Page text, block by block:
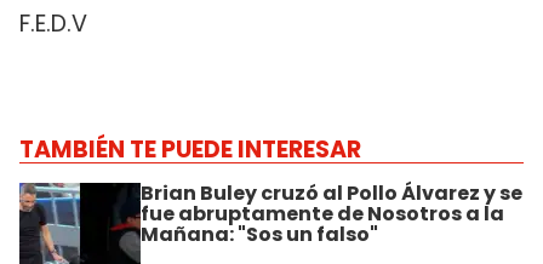
F.E.D.V
TAMBIÉN TE PUEDE INTERESAR
Brian Buley cruzó al Pollo Álvarez y se
fue abruptamente de Nosotros a la
Mañana: "Sos un falso"